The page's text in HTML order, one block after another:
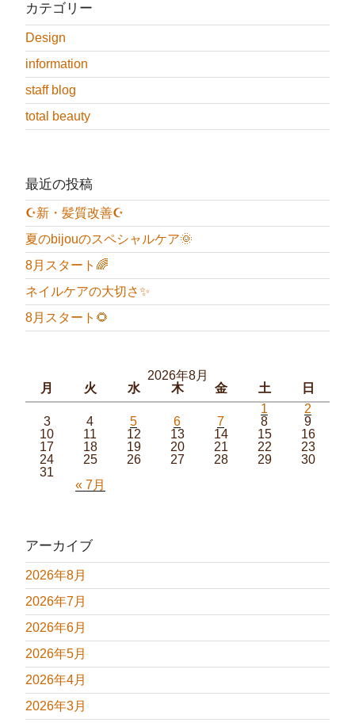
ョ
ン
カテゴリー
Design
information
staff blog
total beauty
最近の投稿
☪️新・髪質改善☪️
夏のbijouのスペシャルケア🌞
8月スタート🌈
ネイルケアの大切さ✨
8月スタート🌻
2026年8月
月
火 水 木 金 土 日
« 7月
1
2
3
4 5 6 7 8
9
10
11 12 13 14 15
16
17
18 19 20 21 22
23
24
25 26 27 28 29
30
31
アーカイブ
2026年8月
2026年7月
2026年6月
2026年5月
2026年4月
2026年3月